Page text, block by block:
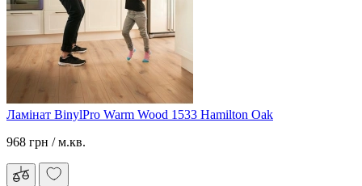
Ламінат BinylPro Warm Wood 1533 Hamilton Oak
968 грн / м.кв.